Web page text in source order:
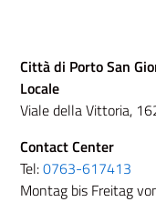
Città di Porto San
Locale
Viale della Vittoria,
Contact Center
Tel:0763-617413
Montag bis Freitag